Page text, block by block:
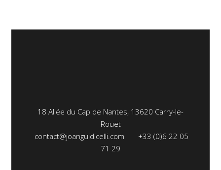
18 Allée du Cap de Nantes, 13620 Carry-le-
Rouet
contact@joanguidicelli.com
+33 (0)6 22 05
71 29